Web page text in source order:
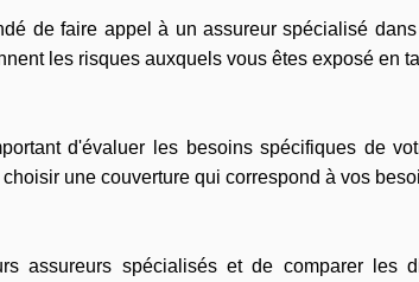
de faire appel à un assureur spécialisé
les risques auxquels vous êtes exposé en
d'évaluer les besoins spécifiques de
une couverture qui correspond à vos
assureurs spécialisés et de comparer les